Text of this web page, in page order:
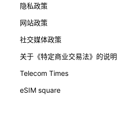
隐私政策
网站政策
社交媒体政策
关于《特定商业交易法》的说明
Telecom Times
eSIM square